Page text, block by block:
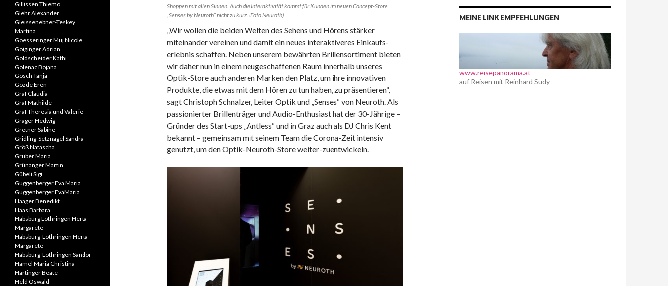
Shoppen mit allen Sinnen. Auch die Interaktivität kommt für Kunden im neuen Concept-Store
„Senses by Neuroth“ nicht zu kurz. (Foto Neuroth)
„Wir wollen die beiden Welten des Sehens und Hörens stärker
miteinander vereinen und damit ein neues interaktiveres Einkaufs-
erlebnis schaffen. Neben unserem bewährten Brillensortiment bieten
wir daher nun in einem neugeschaffenen Raum innerhalb unseres
Optik-Store auch anderen Marken den Platz, um ihre innovativen
Produkte, die etwas mit dem Hören zu tun haben, zu präsentieren“,
sagt Christoph Schnalzer, Leiter Optik und „Senses“ von Neuroth. Als
passionierter Brillenträger und Audio-Enthusiast hat der 30-Jährige –
Gründer des Start-ups „Antless“ und in Graz auch als DJ Chris Kent
bekannt – gemeinsam mit seinem Team die Corona-Zeit intensiv
genutzt, um den Optik-Neuroth-Store weiter-zuentwickeln.
MEINE LINK EMPFEHLUNGEN
www.reisepanorama.at
auf Reisen mit Reinhard Sudy
Gillissen Thiemo
Glehr Alexander
Gleissenebner-Teskey
Martina
Goesseringer Muj Nicole
Goiginger Adrian
Goldscheider Kathi
Golenac Bojana
Gosch Tanja
Gozde Eren
Graf Claudia
Graf Mathilde
Graf Theresia und Valerie
Grager Hedwig
Gretner Sabine
Gridling-Setznagel Sandra
Größ Natascha
Gruber Maria
Grünanger Martin
Gübeli Sigi
Guggenberger Eva Maria
Guggenberger EvaMaria
Haager Benedikt
Haas Barbara
Habsburg Lothringen Herta
Margarete
Habsburg-Lothringen Herta
Margarete
Habsburg-Lothringen Sandor
Hamel Maria Christina
Hartinger Beate
Held Oswald